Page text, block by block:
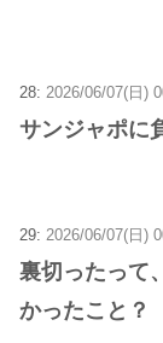
28: 2026/06/07(日)
サンジャポに
29: 2026/06/07(日)
裏切ったって
かったこと？